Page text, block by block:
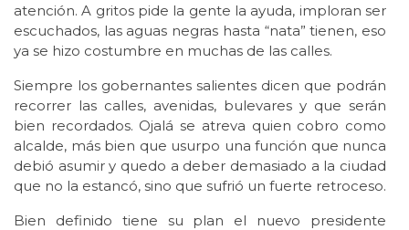
atención. A gritos pide la gente la ayuda, imploran ser
escuchados, las aguas negras hasta “nata” tienen, eso
ya se hizo costumbre en muchas de las calles.
Siempre los gobernantes salientes dicen que podrán
recorrer las calles, avenidas, bulevares y que serán
bien recordados. Ojalá se atreva quien cobro como
alcalde, más bien que usurpo una función que nunca
debió asumir y quedo a deber demasiado a la ciudad
que no la estancó, sino que sufrió un fuerte retroceso.
Bien definido tiene su plan el nuevo presidente